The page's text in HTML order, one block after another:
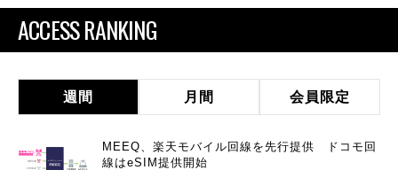
ACCESS RANKING
週間 月間 会員限定
MEEQ、楽天モバイル回線を先行提供 ドコモ回
線はeSIM提供開始